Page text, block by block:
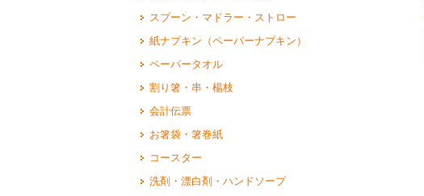
スプーン・マドラー・ストロー
紙ナプキン（ペーパーナプキン）
ペーパータオル
割り箸・串・楊枝
会計伝票
お箸袋・箸巻紙
コースター
洗剤・漂白剤・ハンドソープ